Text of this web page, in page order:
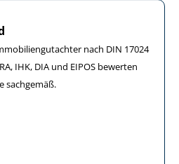
nach DIN 17024
IHK, DIA und EIPOS bewerten
sachgemäß.